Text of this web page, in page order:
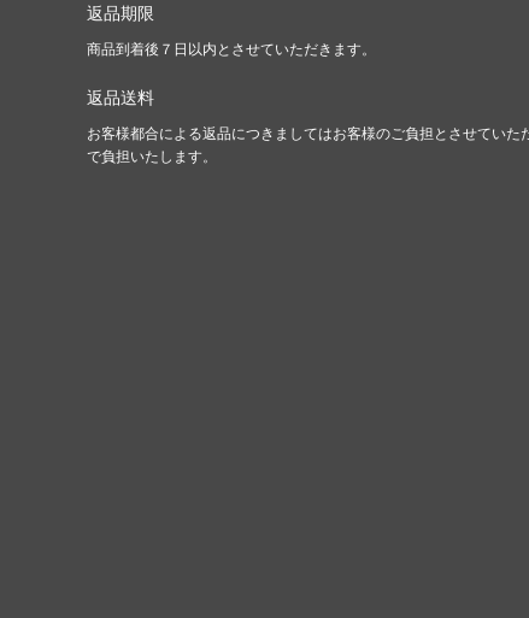
返品期限
商品到着後７日以内とさせていただきます。
返品送料
お客様都合による返品につきましてはお客様のご負担とさせてい
で負担いたします。